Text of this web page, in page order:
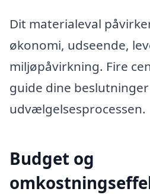
Dit materialeval
økonomi, udseende,
miljøpåvirkning. Fire
guide dine
udvælgelsesprocessen.
Budget og